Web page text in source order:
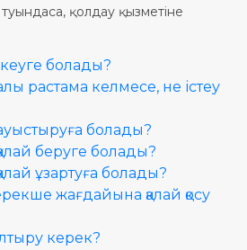
ерекше
XML
не? Ол
қолдау қызметіне
болады?
растама келмесе, не істеу
болады?
беруге болады?
ұзартуға болады?
жағдайына қалай қосу
керек?